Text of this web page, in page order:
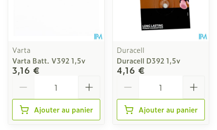
Varta
Varta Batt. V392 1,5v
3,16 €
Ajouter au panier
Duracell
Duracell D392 1,5v
4,16 €
Ajouter au panier